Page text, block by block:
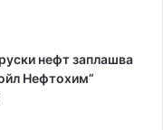
нефт заплашва
Нефтохим”